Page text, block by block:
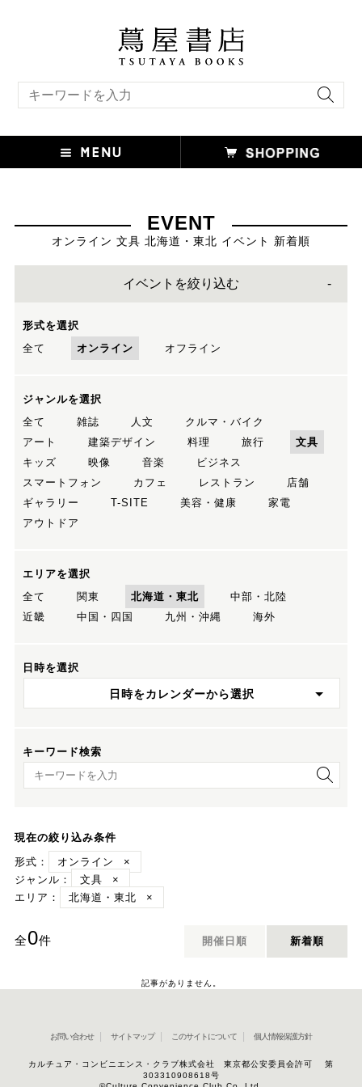
EVENT
オンライン 文具 北海道・東北 イベント 新着順
イベントを絞り込む
形式を選択
全て
オンライン オフライン
ジャンルを選択
全て
雑誌 人文
クルマ・バイク
アート
建築デザイン 料理 旅行
文具
キッズ
映像 音楽
ビジネス
スマートフォン
カフェ レストラン
店舗
ギャラリー
T-SITE 美容・健康
家電
アウトドア
エリアを選択
全て
関東 北海道・東北
中部・北陸
近畿
中国・四国 九州・沖縄 海外
日時を選択
日時をカレンダーから選択
キーワード検索
キーワード検索
現在の絞り込み条件
形式：
オンライン
×
ジャンル：
文具
×
エリア：
北海道・東北 ×
全0件 開催日順 新着順
記事がありません。
お問い合わせ サイトマップ このサイトについて 個人情報保護方針
カルチュア・コンビニエンス・クラブ株式会社 東京都公安委員会許可 第
303310908618号